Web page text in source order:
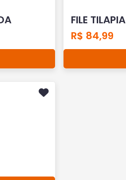
FILE TILAPIA
R$ 84,99